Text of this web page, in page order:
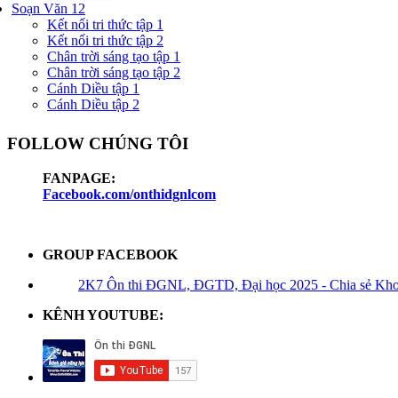
Soạn Văn 12
Kết nối tri thức tập 1
Kết nối tri thức tập 2
Chân trời sáng tạo tập 1
Chân trời sáng tạo tập 2
Cánh Diều tập 1
Cánh Diều tập 2
FOLLOW CHÚNG TÔI
FANPAGE:
Facebook.com/onthidgnlcom
GROUP FACEBOOK
2K7 Ôn thi ĐGNL, ĐGTD, Đại học 2025 - Chia sẻ
KÊNH YOUTUBE: